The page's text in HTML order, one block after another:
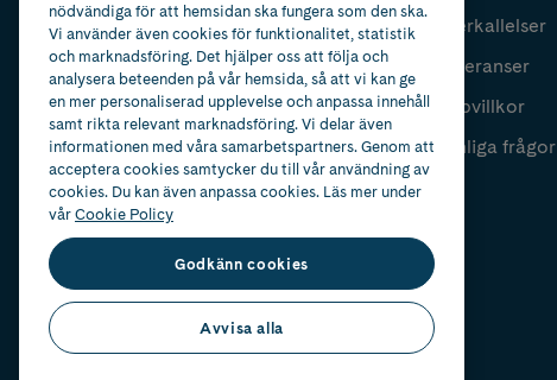
Återkallelser
Leveranser
Köpvillkor
Vanliga frågor
nödvändiga för att hemsidan ska fungera som den ska.
Vi använder även cookies för funktionalitet, statistik
och marknadsföring. Det hjälper oss att följa och
analysera beteenden på vår hemsida, så att vi kan ge
en mer personaliserad upplevelse och anpassa innehåll
samt rikta relevant marknadsföring. Vi delar även
informationen med våra samarbetspartners. Genom att
acceptera cookies samtycker du till vår användning av
cookies. Du kan även anpassa cookies. Läs mer under
vårCookie Policy
Godkänn cookies
Avvisa alla